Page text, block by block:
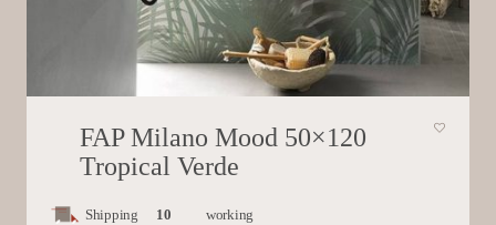
FAP Milano Mood 50×120
Tropical Verde
Shipping
10
working